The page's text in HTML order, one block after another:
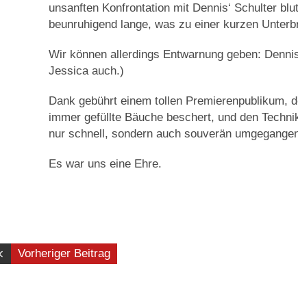
unsanften Konfrontation mit Dennis‘ Schulter
beunruhigend lange, was zu einer kurzen
Wir können allerdings Entwarnung geben:
Jessica auch.)
Dank gebührt einem tollen Premierenpublikum,
immer gefüllte Bäuche beschert, und den
nur schnell, sondern auch souverän
Es war uns eine Ehre.
Vorheriger Beitrag